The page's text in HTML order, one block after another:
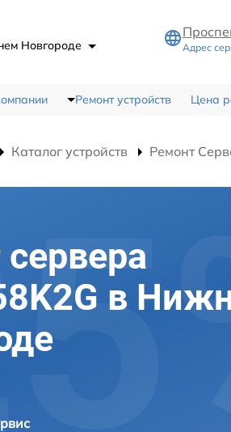
Новгороде Адрес
Ремонт устройств Цена
Каталог устройств Ремонт
в